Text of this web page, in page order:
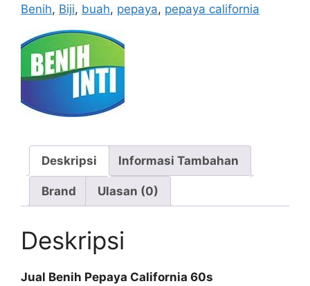
Benih, Biji, buah, pepaya, pepaya california
Deskripsi Informasi Tambahan
Brand Ulasan (0)
Deskripsi
Jual Benih Pepaya California 60s